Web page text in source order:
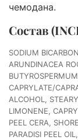
чемодана.
Состав
SODIUM
ARUNDINACEA
CAPRYLATE/
ALCOHOL,
LIMONENE,
PEEL CERA,
PARADISI PEEL